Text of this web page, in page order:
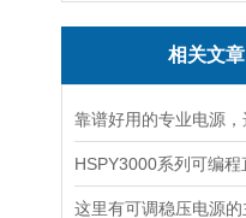
相关文章